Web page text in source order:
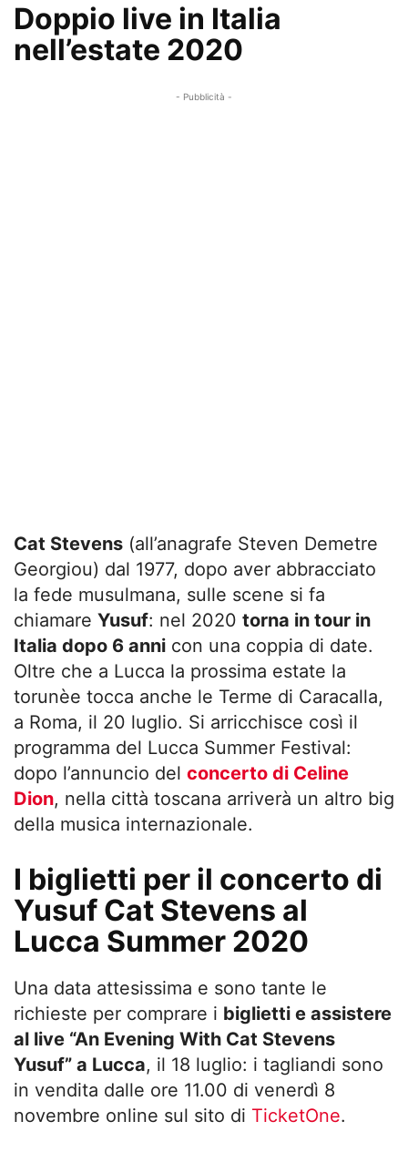
Doppio live in Italia
nell’estate 2020
- Pubblicità -
Cat Stevens (all’anagrafe Steven Demetre
Georgiou) dal 1977, dopo aver abbracciato
la fede musulmana, sulle scene si fa
chiamare Yusuf: nel 2020 torna in tour in
Italia dopo 6 anni con una coppia di date.
Oltre che a Lucca la prossima estate la
torunèe tocca anche le Terme di Caracalla,
a Roma, il 20 luglio. Si arricchisce così il
programma del Lucca Summer Festival:
dopo l’annuncio del concerto di Celine
Dion, nella città toscana arriverà un altro big
della musica internazionale.
I biglietti per il concerto di
Yusuf Cat Stevens al
Lucca Summer 2020
Una data attesissima e sono tante le
richieste per comprare i biglietti e assistere
al live “An Evening With Cat Stevens
Yusuf” a Lucca, il 18 luglio: i tagliandi sono
in vendita dalle ore 11.00 di venerdì 8
novembre online sul sito di TicketOne.